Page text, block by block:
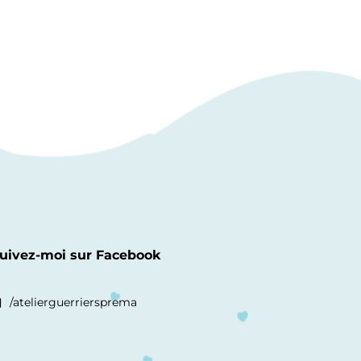
moi sur Facebook
/atelierguerriersprema